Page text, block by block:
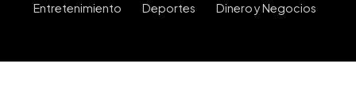
Entretenimiento Deportes Dinero y Negocios